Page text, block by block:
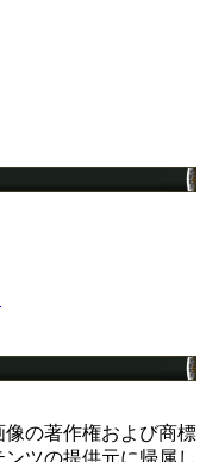
の著作権および商標
ツの提供元に帰属し